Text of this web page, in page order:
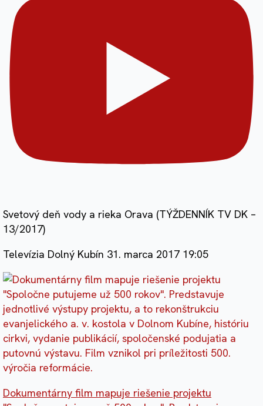
Svetový deň vody a rieka Orava (TÝŽDENNÍK TV DK –
13/2017)
Televízia Dolný Kubín 31. marca 2017 19:05
Dokumentárny film mapuje riešenie projektu